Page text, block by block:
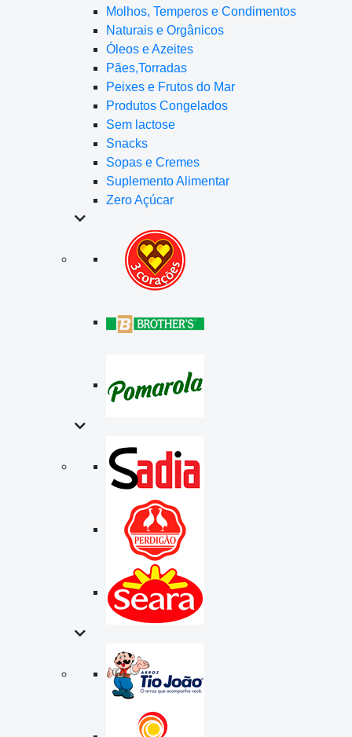
Molhos, Temperos e Condimentos
Naturais e Orgânicos
Óleos e Azeites
Pães,Torradas
Peixes e Frutos do Mar
Produtos Congelados
Sem lactose
Snacks
Sopas e Cremes
Suplemento Alimentar
Zero Açúcar